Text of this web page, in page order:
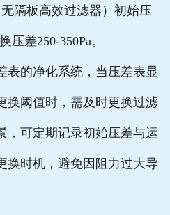
隔板高效过滤器）初始压
压差250-350Pa。
表的净化系统，当压差表显
换阈值时，需及时更换过滤
，可定期记录初始压差与运
换时机，避免因阻力过大导